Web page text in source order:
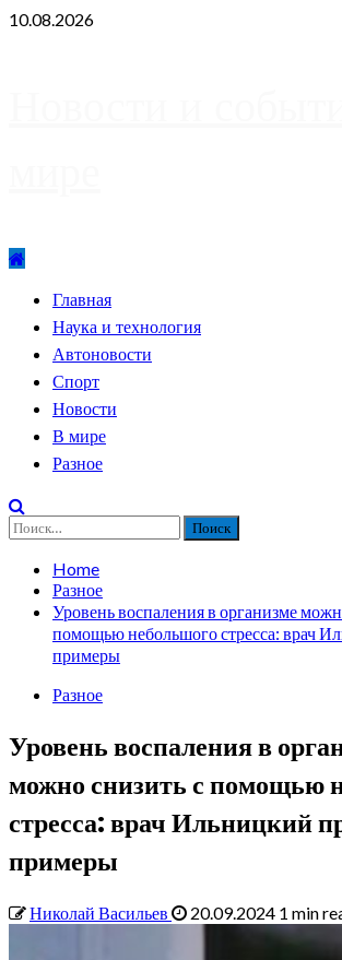
Skip
10.08.2026
PrimaryГлавная
Наука и технология
Автоновости
Спорт
Новости
В мире
Разное
Найти:
Home
Разное
Уровень воспаления в организме
помощью небольшого стресса: врач
примеры
Разное
Уровень воспаления в
можно снизить с помощью
стресса: врач Ильницкий
примеры
Николай Васильев 20.09.2024 1 min